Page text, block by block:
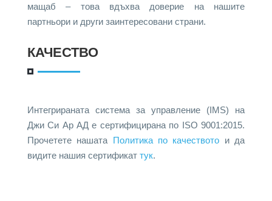
мащаб – това вдъхва доверие на нашите
партньори и други заинтересовани страни.
КАЧЕСТВО
Интегрираната система за управление (IMS) на
Джи Си Ар АД е сертифицирана по ISO 9001:2015.
Прочетете нашата Политика по качеството и да
видите нашия сертификат тук.